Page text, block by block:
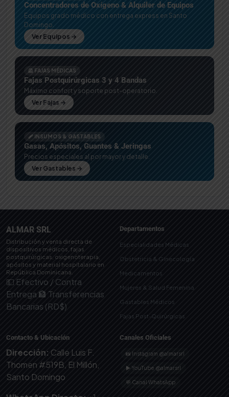
Concentradores de Oxígeno & Alquiler de Equipos
Equipos grado médico con entrega express en Santo
Domingo.
Ver Equipos →
🦺 FAJAS MÉDICAS
Fajas Postquirúrgicas 3 y 4 Bandas
Máximo confort y soporte post-operatorio.
Ver Fajas →
🩹 INSUMOS & GASTABLES
Gasas, Apósitos, Guantes & Jeringas
Precios especiales al por mayor y detalle.
Ver Gastables →
ALMAR SRL
Distribución y venta directa de
dispositivos médicos, fajas
postquirúrgicas, oxigenoterapia,
apósitos y material hospitalario en
República Dominicana.
💵 Efectivo / Contra
Entrega 🏦 Transferencias
Bancarias (RD$)
Departamentos
Especialidades Médicas
Obstetricia & Ginecología
Medicamentos
Mujeres & Salud Femenina
Gastables Médicos
Fajas Post-Quirúrgicas
Contacto & Ubicación
Dirección: Calle Luis F.
Thomen #519B, El Millón,
Santo Domingo
Canales Oficiales
📸 Instagram @almarsrl
▶ YouTube @almarsrl
💬 Canal WhatsApp